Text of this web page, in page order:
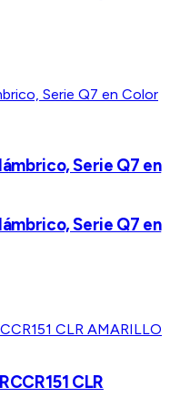
Serie Q7 en
Serie Q7 en
CLR